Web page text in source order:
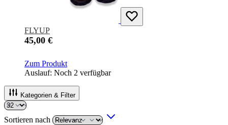
FLYUP
45,00 €
Zum Produkt
Auslauf: Noch 2 verfügbar
Kategorien & Filter
Sortieren nach